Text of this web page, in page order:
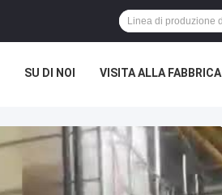
SU DI NOI VISITA ALLA FABBRICA